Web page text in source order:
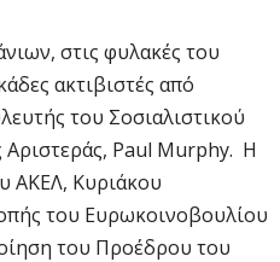
στις φυλακές του
ακτιβιστές από
του Σοσιαλιστικού
Αριστεράς, Paul Murphy. Η
ΑΚΕΛ, Κυριάκου
του Ευρωκοινοβουλίου
του Προέδρου του